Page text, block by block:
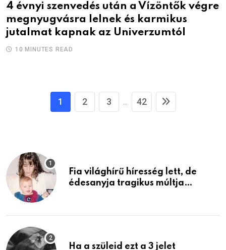
4 évnyi szenvedés után a Vízöntők végre
megnyugvásra lelnek és karmikus
jutalmat kapnak az Univerzumtól
10 MINUTES READ
1 2 3 42
Fia világhírű híresség lett, de
édesanyja tragikus múltja
Ha a szüleid ezt a 3 jelet